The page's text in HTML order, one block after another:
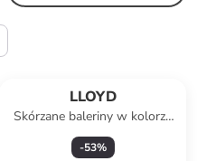
LLOYD
Skórzane baleriny w kolorze
beżowo-granatowym
-53%